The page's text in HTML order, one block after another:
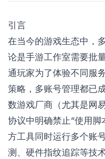
引言
在当今的游戏生态中，
论是手游工作室需要批
通玩家为了体验不同服
策略，多账号管理都已
数游戏厂商（尤其是网
协议中明确禁止“使用
方工具同时运行多个账
测、硬件指纹追踪等技